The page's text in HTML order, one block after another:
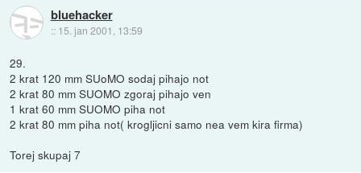
bluehacker
:: 15. jan 2001, 13:59
29.
2 krat 120 mm SUoMO sodaj pihajo not
2 krat 80 mm SUOMO zgoraj pihajo ven
1 krat 60 mm SUOMO piha not
2 krat 80 mm piha not( krogljicni samo nea vem kira firma)
Torej skupaj 7